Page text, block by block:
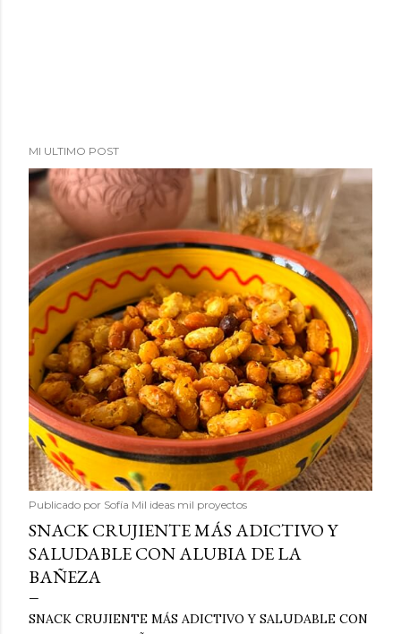
MI ULTIMO POST
Publicado por Sofía Mil ideas mil proyectos
SNACK CRUJIENTE MÁS ADICTIVO Y
SALUDABLE CON ALUBIA DE LA
BAÑEZA
SNACK CRUJIENTE MÁS ADICTIVO Y SALUDABLE CON